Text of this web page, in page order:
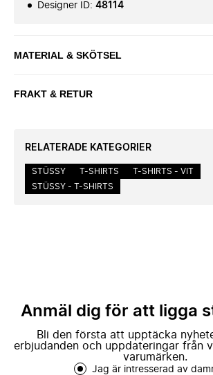
Designer ID: 48114
MATERIAL & SKÖTSEL
FRAKT & RETUR
RELATERADE KATEGORIER
STÜSSY T-SHIRTS
T-SHIRTS - VIT
STÜSSY - T-SHIRTS
Anmäl dig för att ligga
Bli den första att upptäcka
erbjudanden och uppdateringar från
varumärken.
Jag är intresserad av